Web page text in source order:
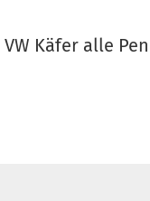
Käfer alle